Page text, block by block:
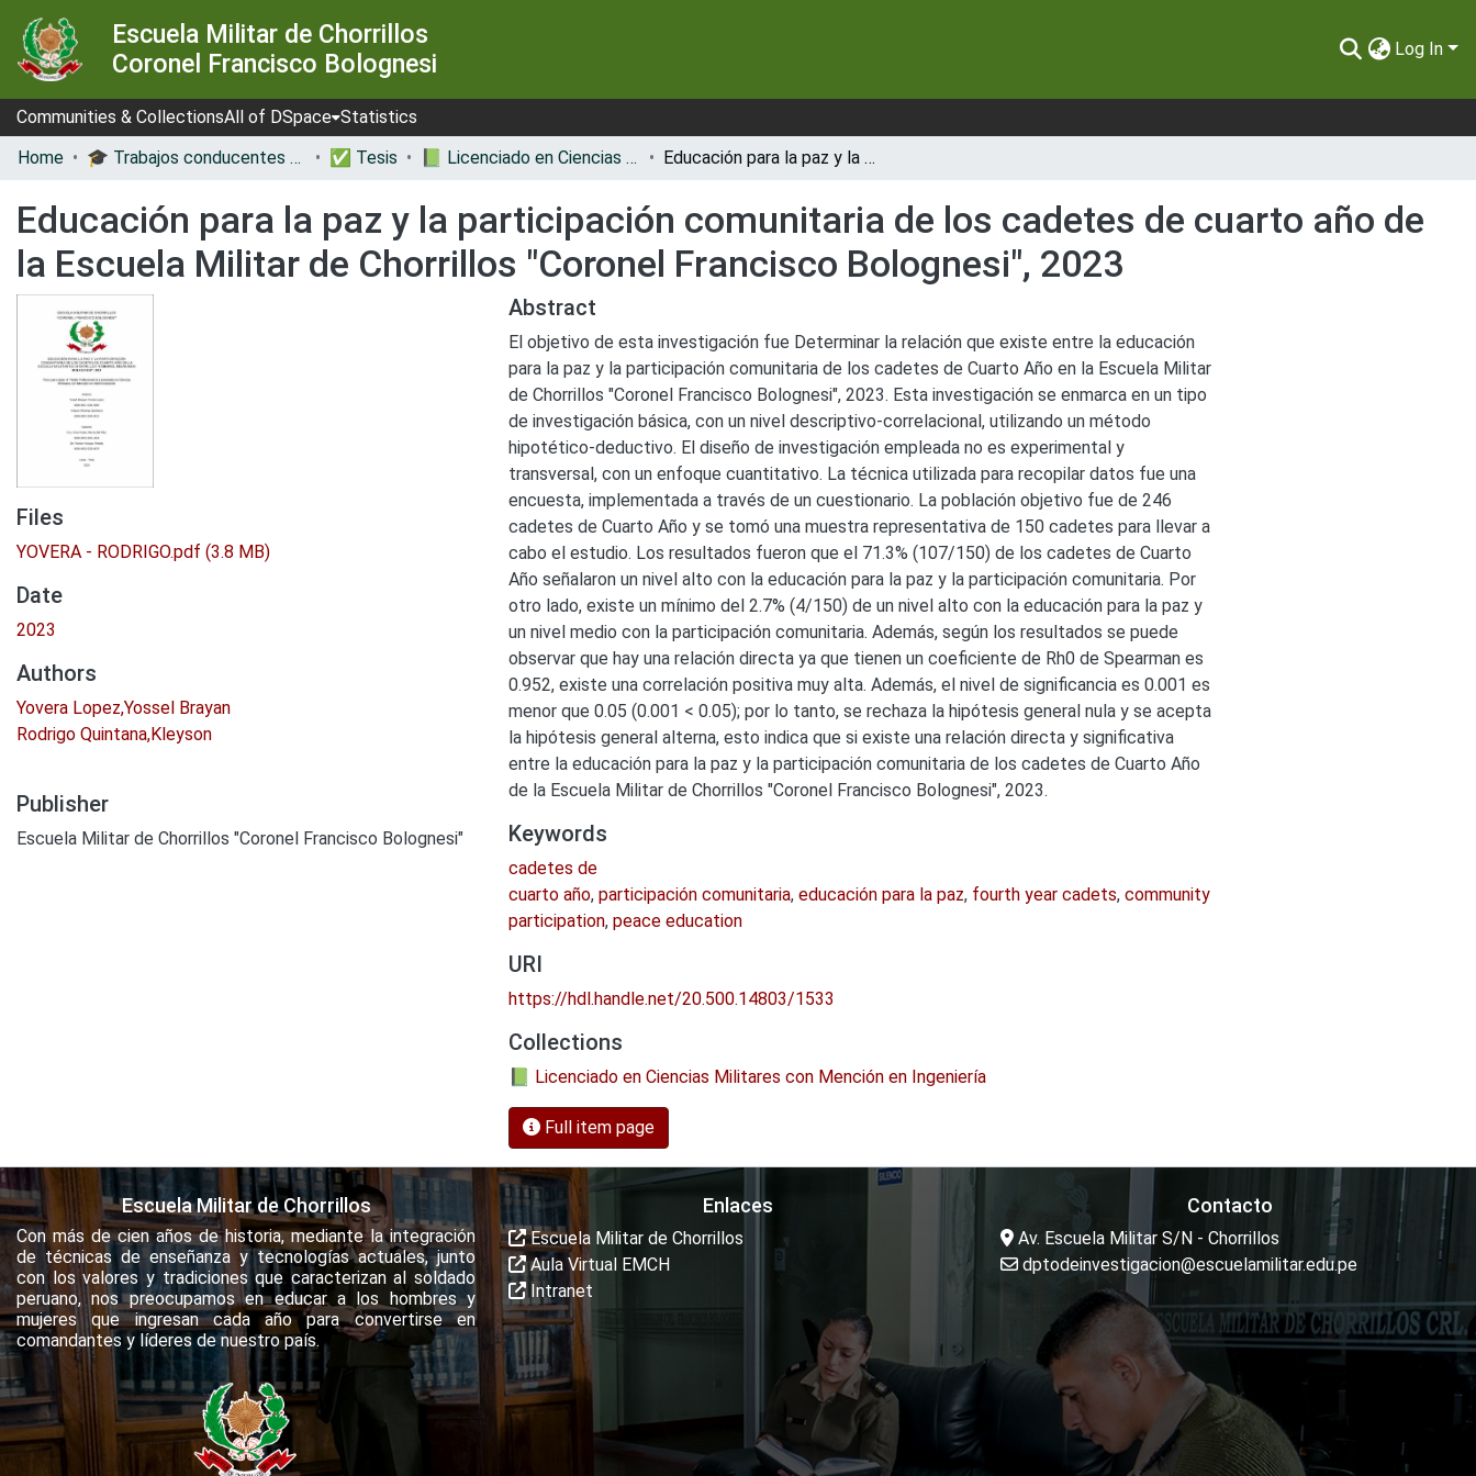
Escuela Militar de Chorrillos
Coronel Francisco Bolognesi
Log In
Communities & CollectionsAll of DSpace Statistics
Home
🎓 Trabajos conducentes a grados y títulos ✅ Tesis 📗 Licenciado en Ciencias Militares con Mención en Ingeniería Educación para la paz y la participación comunitaria de los cadetes de cuarto año de la Escuela Militar de Chorrillos "Coronel Francisco Bolognesi", 2023
Educación para la paz y la participación comunitaria de los cadetes de cuarto año de
la Escuela Militar de Chorrillos "Coronel Francisco Bolognesi", 2023
Files
YOVERA - RODRIGO.pdf (3.8 MB)
Date
2023
Authors
Yovera Lopez,Yossel Brayan
Rodrigo Quintana,Kleyson
Publisher
Escuela Militar de Chorrillos "Coronel Francisco Bolognesi"
Abstract
El objetivo de esta investigación fue Determinar la relación que existe entre la educación
para la paz y la participación comunitaria de los cadetes de Cuarto Año en la Escuela Militar
de Chorrillos "Coronel Francisco Bolognesi", 2023. Esta investigación se enmarca en un tipo
de investigación básica, con un nivel descriptivo-correlacional, utilizando un método
hipotético-deductivo. El diseño de investigación empleada no es experimental y
transversal, con un enfoque cuantitativo. La técnica utilizada para recopilar datos fue una
encuesta, implementada a través de un cuestionario. La población objetivo fue de 246
cadetes de Cuarto Año y se tomó una muestra representativa de 150 cadetes para llevar a
cabo el estudio. Los resultados fueron que el 71.3% (107/150) de los cadetes de Cuarto
Año señalaron un nivel alto con la educación para la paz y la participación comunitaria. Por
otro lado, existe un mínimo del 2.7% (4/150) de un nivel alto con la educación para la paz y
un nivel medio con la participación comunitaria. Además, según los resultados se puede
observar que hay una relación directa ya que tienen un coeficiente de Rh0 de Spearman es
0.952, existe una correlación positiva muy alta. Además, el nivel de significancia es 0.001 es
menor que 0.05 (0.001 < 0.05); por lo tanto, se rechaza la hipótesis general nula y se acepta
la hipótesis general alterna, esto indica que si existe una relación directa y significativa
entre la educación para la paz y la participación comunitaria de los cadetes de Cuarto Año
de la Escuela Militar de Chorrillos "Coronel Francisco Bolognesi", 2023.
Keywords
cadetes de
cuarto año, participación comunitaria, educación para la paz, fourth year cadets, community
participation, peace education
URI
https://hdl.handle.net/20.500.14803/1533
Collections
📗 Licenciado en Ciencias Militares con Mención en Ingeniería
Full item page
Escuela Militar de Chorrillos
Con más de cien años de historia, mediante la integración
de técnicas de enseñanza y tecnologías actuales, junto
con los valores y tradiciones que caracterizan al soldado
peruano, nos preocupamos en educar a los hombres y
mujeres que ingresan cada año para convertirse en
comandantes y líderes de nuestro país.
Enlaces
Escuela Militar de Chorrillos
Aula Virtual EMCH
Intranet
Contacto
Av. Escuela Militar S/N - Chorrillos
dptodeinvestigacion@escuelamilitar.edu.pe